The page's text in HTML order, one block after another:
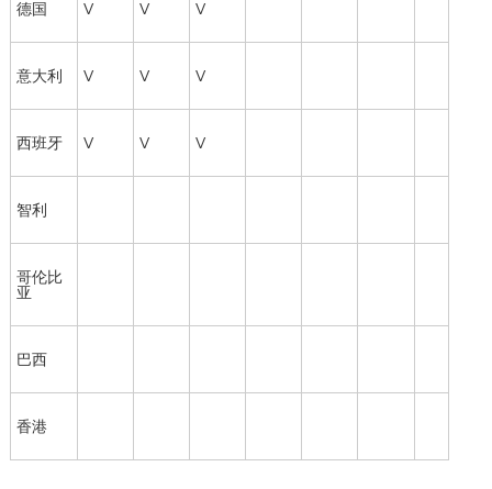
德国 V V V
意大利 V V V
西班牙 V V V
智利
哥伦比
亚
巴西
香港